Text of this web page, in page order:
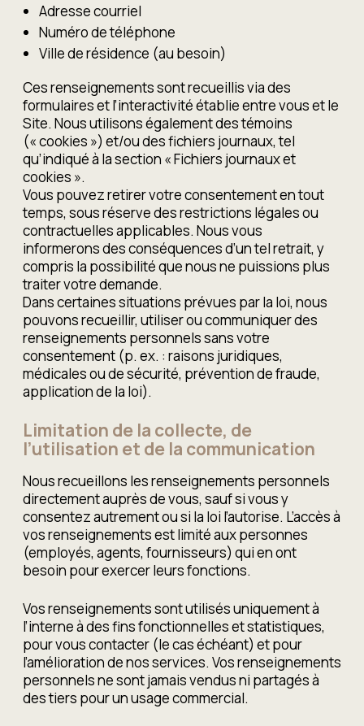
Adresse courriel
Numéro de téléphone
Ville de résidence (au besoin)
Ces renseignements sont recueillis via des
formulaires et l’interactivité établie entre vous et le
Site. Nous utilisons également des témoins
(« cookies ») et/ou des fichiers journaux, tel
qu’indiqué à la section « Fichiers journaux et
cookies ».
Vous pouvez retirer votre consentement en tout
temps, sous réserve des restrictions légales ou
contractuelles applicables. Nous vous
informerons des conséquences d’un tel retrait, y
compris la possibilité que nous ne puissions plus
traiter votre demande.
Dans certaines situations prévues par la loi, nous
pouvons recueillir, utiliser ou communiquer des
renseignements personnels sans votre
consentement (p. ex. : raisons juridiques,
médicales ou de sécurité, prévention de fraude,
application de la loi).
Limitation de la collecte, de
l’utilisation et de la communication
Nous recueillons les renseignements personnels
directement auprès de vous, sauf si vous y
consentez autrement ou si la loi l’autorise. L’accès à
vos renseignements est limité aux personnes
(employés, agents, fournisseurs) qui en ont
besoin pour exercer leurs fonctions.
Vos renseignements sont utilisés uniquement à
l’interne à des fins fonctionnelles et statistiques,
pour vous contacter (le cas échéant) et pour
l’amélioration de nos services. Vos renseignements
personnels ne sont jamais vendus ni partagés à
des tiers pour un usage commercial.